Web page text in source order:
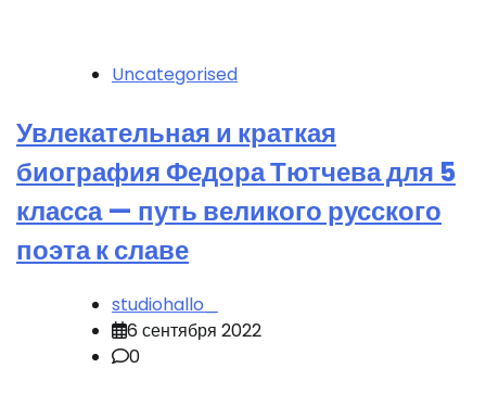
Uncategorised
Увлекательная и краткая
биография Федора Тютчева для 5
класса — путь великого русского
поэта к славе
studiohallo_
6 сентября 2022
0